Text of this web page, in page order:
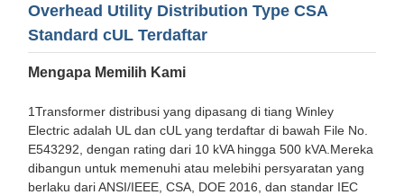
Overhead Utility Distribution Type CSA
Standard cUL Terdaftar
Mengapa Memilih Kami
1Transformer distribusi yang dipasang di tiang Winley
Electric adalah UL dan cUL yang terdaftar di bawah File No.
E543292, dengan rating dari 10 kVA hingga 500 kVA.Mereka
dibangun untuk memenuhi atau melebihi persyaratan yang
berlaku dari ANSI/IEEE, CSA, DOE 2016, dan standar IEC